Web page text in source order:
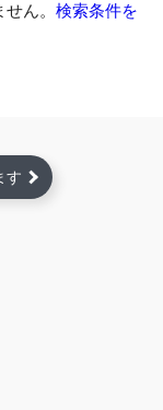
ん。 検索条件を
す